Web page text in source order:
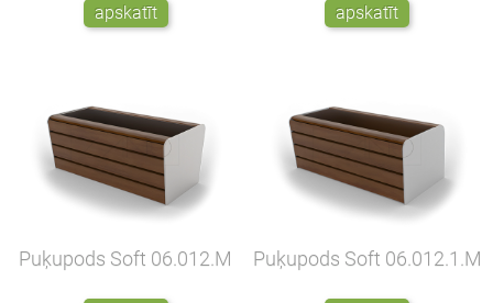
apskatīt apskatīt
Puķupods Soft 06.012.M Puķupods Soft 06.012.1.M